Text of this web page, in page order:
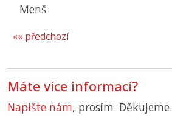
Menš
«« předchozí
Máte více informací?
Napište nám, prosím. Děkujeme.